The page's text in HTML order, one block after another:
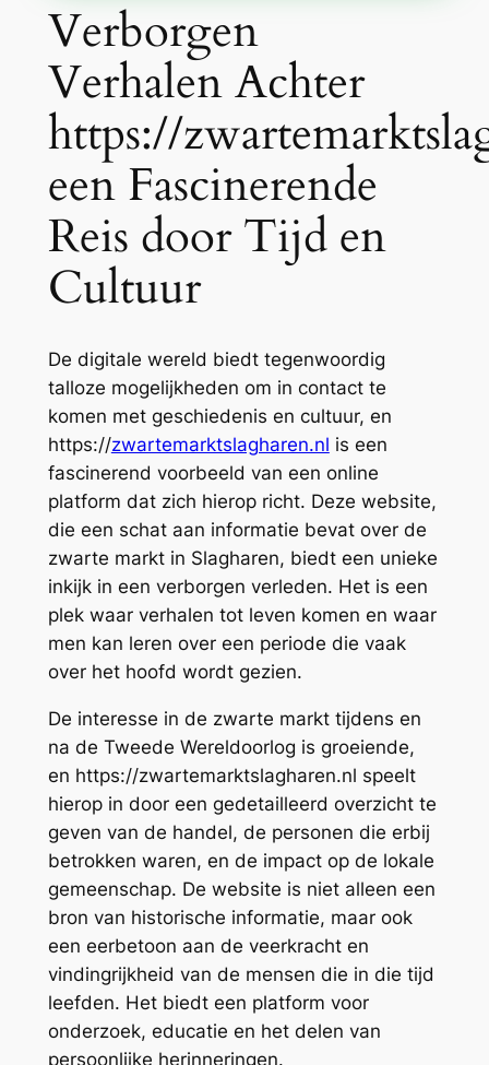
Verborgen
Verhalen Achter
https://
een Fascinerende
Reis door Tijd en
Cultuur
De digitale wereld biedt tegenwoordig
talloze mogelijkheden om in contact te
komen met geschiedenis en cultuur, en
https://zwartemarktslagharen.nl is een
fascinerend voorbeeld van een online
platform dat zich hierop richt. Deze website,
die een schat aan informatie bevat over de
zwarte markt in Slagharen, biedt een unieke
inkijk in een verborgen verleden. Het is een
plek waar verhalen tot leven komen en waar
men kan leren over een periode die vaak
over het hoofd wordt gezien.
De interesse in de zwarte markt tijdens en
na de Tweede Wereldoorlog is groeiende,
en https://zwartemarktslagharen.nl speelt
hierop in door een gedetailleerd overzicht te
geven van de handel, de personen die erbij
betrokken waren, en de impact op de lokale
gemeenschap. De website is niet alleen een
bron van historische informatie, maar ook
een eerbetoon aan de veerkracht en
vindingrijkheid van de mensen die in die tijd
leefden. Het biedt een platform voor
onderzoek, educatie en het delen van
persoonlijke herinneringen.